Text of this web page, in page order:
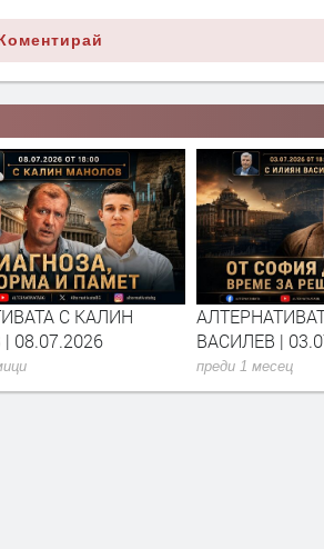
С КАЛИН
08.07.2026
ВАСИЛЕВ |
преди 1 месец